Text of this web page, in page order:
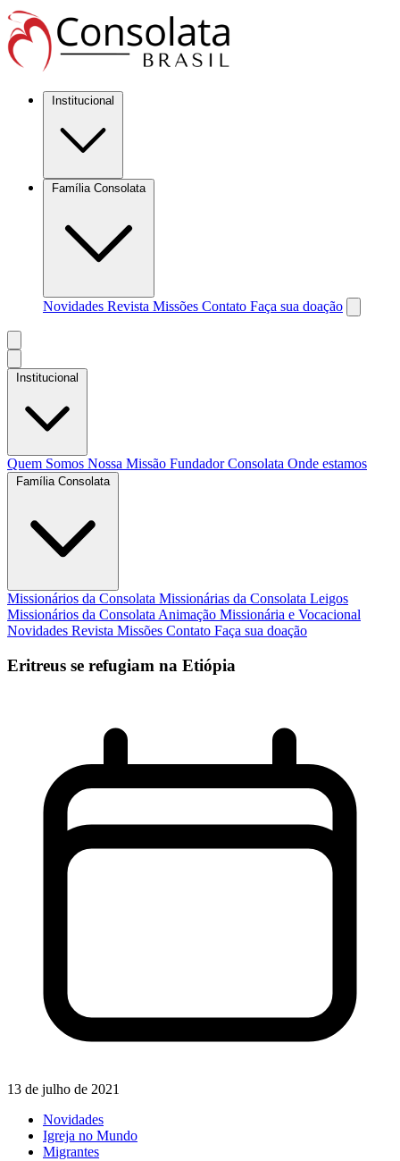
Institucional
Família Consolata
Novidades Revista Missões Contato Faça sua doação
Institucional
Quem Somos Nossa Missão FundadorConsolata Onde estamos
Família Consolata
Missionários da Consolata Missionárias da Consolata Leigos
Missionários da Consolata Animação Missionária e Vocacional
Novidades Revista Missões Contato Faça sua doação
Eritreus se refugiam na Etiópia
13 de julho de 2021
Novidades
Igreja no Mundo
Migrantes